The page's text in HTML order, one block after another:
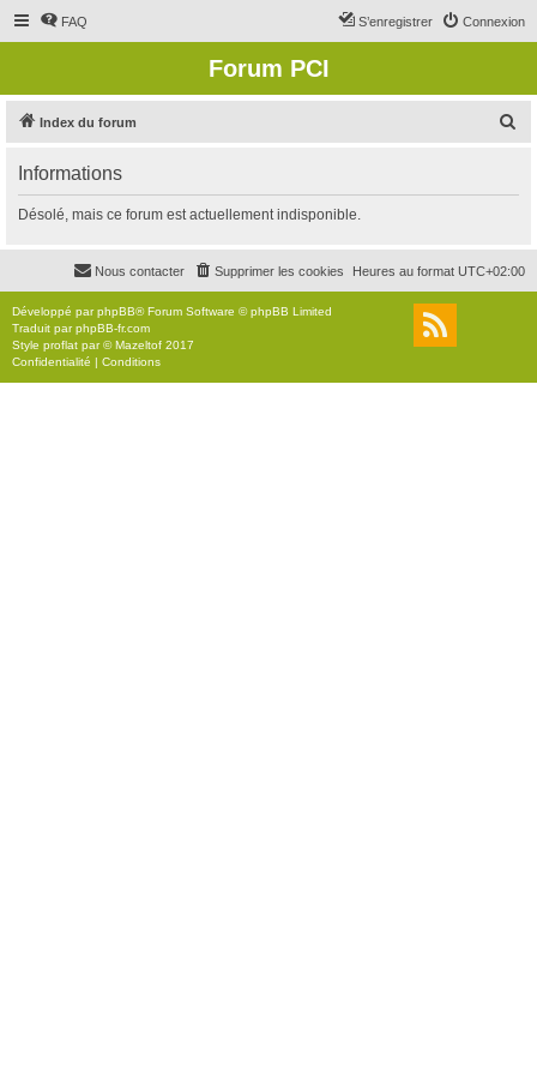
FAQ Connexion
S’enregistrer
Forum PCI
Index du forum
r
c
r
Informations
Désolé, mais ce forum est actuellement indisponible.
Heures au format UTC+02:00
Supprimer les cookies
Nous contacter
Développé parphpBB® Forum Software © phpBB Limited
Traduit parphpBB-fr.com
Style proflat par ©Mazeltof 2017
Confidentialité | Conditions